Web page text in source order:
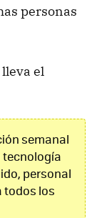
personas
el
semanal
tecnología
personal
todos los